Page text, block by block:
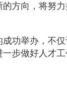
方向，将努
功举办，不
步做好人才工